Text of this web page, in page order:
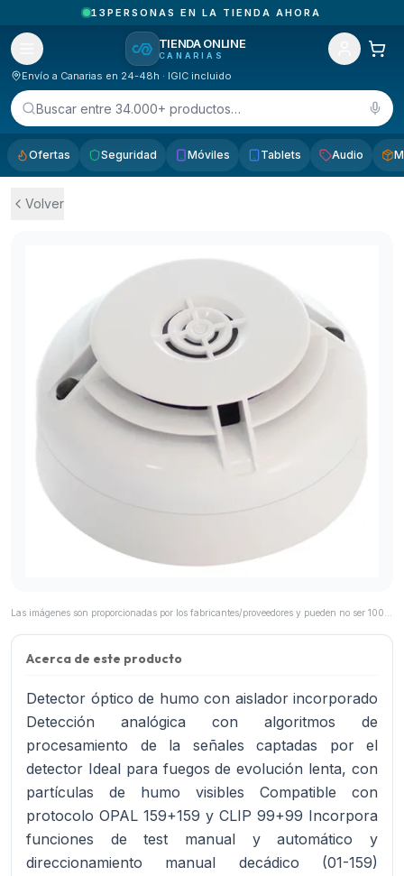
13PERSONAS EN LA TIENDA AHORA
TIENDA ONLINE
CANARIAS
Envío a Canarias en 24-48h · IGIC incluido
Buscar entre 34.000+ productos…
Ofertas Seguridad Móviles Tablets Audio
Volver
Acerca de este producto
Detector óptico de humo con aislador incorporado
Detección analógica con algoritmos de
procesamiento de la señales captadas por el
detector Ideal para fuegos de evolución lenta, con
partículas de humo visibles Compatible con
protocolo OPAL 159+159 y CLIP 99+99 Incorpora
funciones de test manual y automático y
direccionamiento manual decádico (01-159)